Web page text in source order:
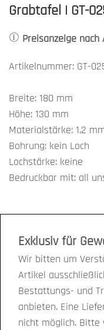
Grabtafel | GT-
Preisanzeige nach
Artikelnummer: GT-
Breite: 180 mm
Höhe: 130 mm
Materialstärke: 1,2
Bohrung: kein Loch
Lochstärke: keine
Bedruckbar mit: all
Exklusiv für
Wir bitten um
Artikel
Bestattungs- und
anbieten. Eine
nicht möglich. Bitte